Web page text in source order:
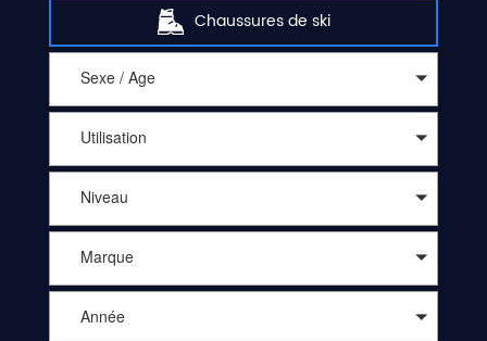
Chaussures de ski
Sexe / Age
Utilisation
Niveau
Marque
Année